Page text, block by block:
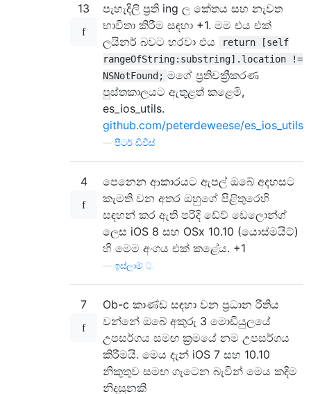
13
පැහැදිලි ප්‍රති ing ල කේතය සහ නැවත
භාවිතා කිරීම සඳහා +1. මම එය එක්
ලයිනර් බවට හරවා එය
return [self
rangeOfString:substring].location !=
NSNotFound; මගේ ප්‍රතිචක්‍රීකරණ
පුස්තකාලයට ඇතුළත් කළෙමි,
es_ios_utils.
github.com/peterdeweese/es_ios_utils
පීටර් ඩිවීස්
4
පෙනෙන ආකාරයට ඇපල් ඔබේ අදහසට
කැමති වන අතර ඔහුගේ පිළිතුරෙහි
සඳහන් කර ඇති පරිදි ඩේව් ඩෙලොන්ග්
ලෙස iOS 8 සහ OSx 10.10 (යොස්මයිට්)
හි මෙම අංගය එක් කළේය. +1
ඉස්ලාම් Q.
7
Ob-c කාණ්ඩ සඳහා වන ප්‍රධාන රීතිය
වන්නේ ඔබේ අකුරු 3 මොඩියුලයේ
උපසර්ගය සමඟ ක්‍රමයේ නම උපසර්ගය
කිරීමයි. මෙය දැන් iOS 7 සහ 10.10
නිකුතුව සමඟ ගැටෙන බැවින් මෙය කදිම
නිදසුනකි